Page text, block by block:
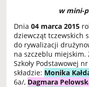
w mini-
Dnia04 marca 2015
dziewcząt tczewskich
do rywalizacji
na szczeblu
Szkoły Podstawowej
składzie: Monika
6a/, Dagmara